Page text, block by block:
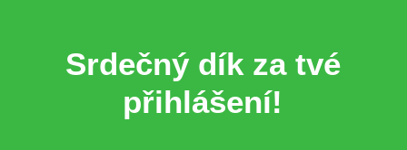
Srdečný dík za tvé
přihlášení!